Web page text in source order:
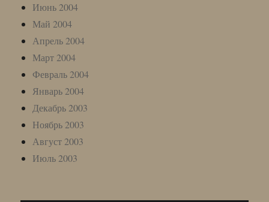
Июнь 2004
Май 2004
Апрель 2004
Март 2004
Февраль 2004
Январь 2004
Декабрь 2003
Ноябрь 2003
Август 2003
Июль 2003